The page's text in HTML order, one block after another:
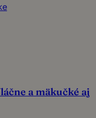
a mäkučké aj